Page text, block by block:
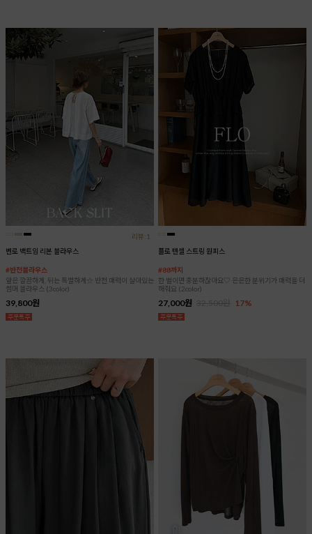
리뷰:1
벤로 백트임 리본 블라우스
#반전블라우스
앞은 깔끔하게, 뒤는 특별하게☆ 반전 매력이 살아있는
썸머 블라우스 (3color)
39,800원
플로 텐셀 스트링 원피스
#88까지
한 벌이면 충분하잖아요♡ 은은한 분위기가 매력을 더
해줘요 (2color)
27,000원 17%